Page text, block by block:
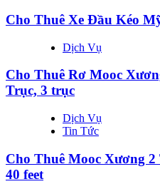
Cho Thuê Xe Đầu Kéo
Dịch Vụ
Cho Thuê Rơ Mooc
Trục, 3 trục
Dịch Vụ
Tin Tức
Cho Thuê Mooc Xương 2
40 feet